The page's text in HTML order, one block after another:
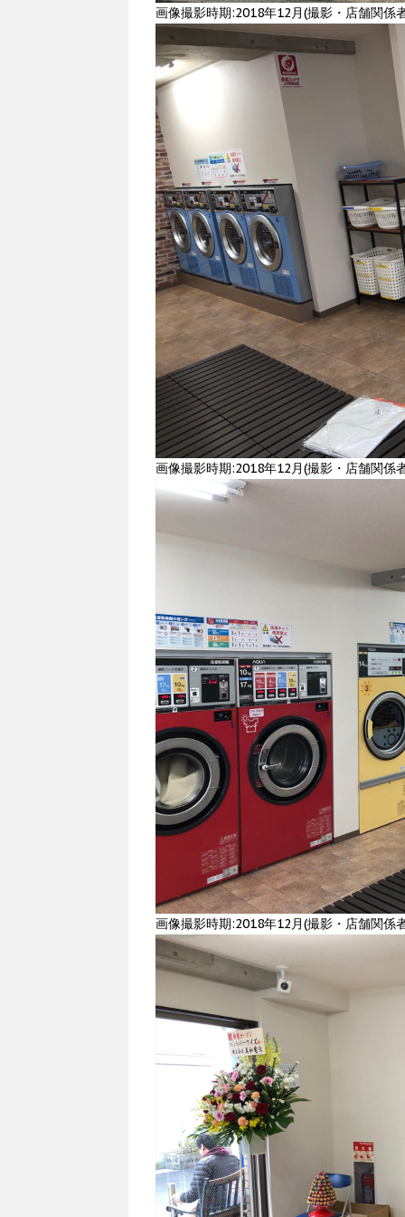
画像撮影時期:2018年12月(撮影・店舗関係
画像撮影時期:2018年12月(撮影・店舗関係
画像撮影時期:2018年12月(撮影・店舗関係